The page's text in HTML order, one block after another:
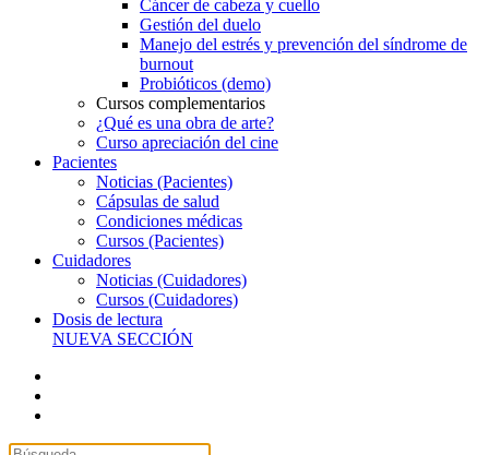
Cáncer de cabeza y cuello
Gestión del duelo
Manejo del estrés y prevención del síndrome de
burnout
Probióticos (demo)
Cursos complementarios
¿Qué es una obra de arte?
Curso apreciación del cine
Pacientes
Noticias (Pacientes)
Cápsulas de salud
Condiciones médicas
Cursos (Pacientes)
Cuidadores
Noticias (Cuidadores)
Cursos (Cuidadores)
Dosis de lectura
NUEVA SECCIÓN